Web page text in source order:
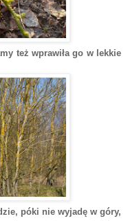
też wprawiła go w lekkie
póki nie wyjadę w góry,